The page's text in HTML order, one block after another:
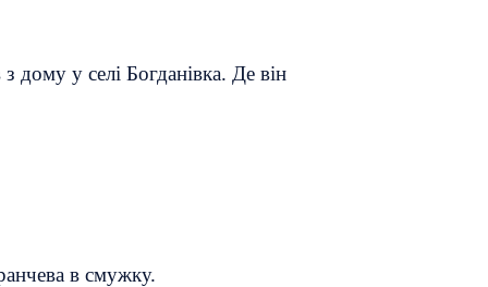
дому у селі Богданівка. Де він
в смужку.